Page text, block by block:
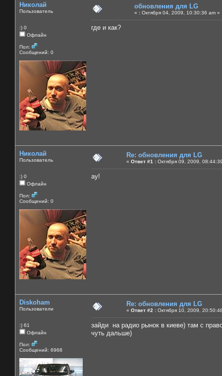
Николай
Пользователь
:) 0
Офлайн
Пол:
Сообщений: 0
обновления для LG
« : Октября 04, 2009, 10:30:36 am »
где и как?
Николай
Пользователь
:) 0
Офлайн
Пол:
Сообщений: 0
Re: обновления для LG
« Ответ #1 : Октября 09, 2009,
ау!
Diskoham
Пользователи
:) 61
Офлайн
Пол:
Сообщений: 6968
Re: обновления для LG
« Ответ #2 : Октября 10, 2009,
зайди на радио рынок в киеве) там с
чуть дальше)